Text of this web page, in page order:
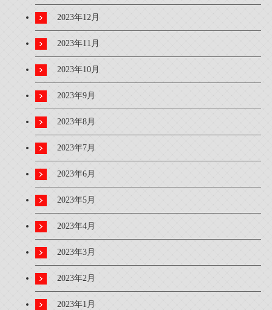
2023年12月
2023年11月
2023年10月
2023年9月
2023年8月
2023年7月
2023年6月
2023年5月
2023年4月
2023年3月
2023年2月
2023年1月